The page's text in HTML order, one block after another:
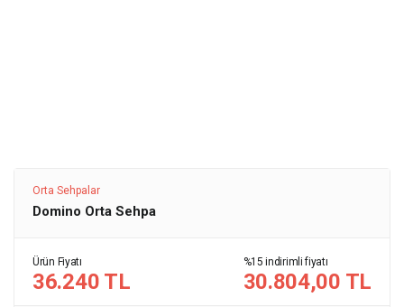
Orta Sehpalar
Domino Orta Sehpa
Ürün Fiyatı
36.240 TL
%15 indirimli fiyatı
30.804,00 TL